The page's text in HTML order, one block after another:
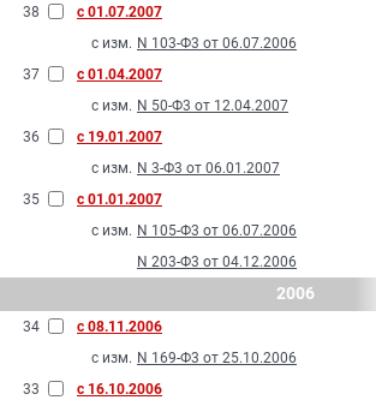
38
с 01.07.2007
с изм. N 103-Ф3 от 06.07.2006
37
с 01.04.2007
с изм. N 50-Ф3 от 12.04.2007
36
с 19.01.2007
с изм. N 3-Ф3 от 06.01.2007
35
с 01.01.2007
с изм. N 105-Ф3 от 06.07.2006
N 203-Ф3 от 04.12.2006
2006
34
с 08.11.2006
с изм. N 169-Ф3 от 25.10.2006
33
с 16.10.2006